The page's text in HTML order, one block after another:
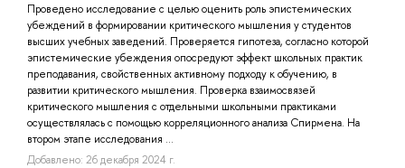
Проведено исследование с целью оценить роль эпистемических
убеждений в формировании критического мышления у студентов
высших учебных заведений. Проверяется гипотеза, согласно которой
эпистемические убеждения опосредуют эффект школьных практик
преподавания, свойственных активному подходу к обучению, в
развитии критического мышления. Проверка взаимосвязей
критического мышления с отдельными школьными практиками
осуществлялась с помощью корреляционного анализа Спирмена. На
втором этапе исследования ...
Добавлено: 26 декабря 2024 г.